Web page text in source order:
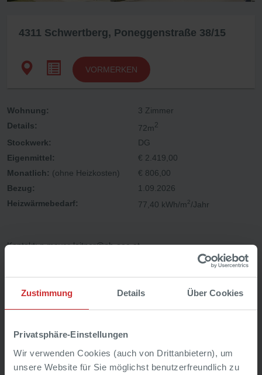
Zustimmung Details Über Cookies
Privatsphäre-Einstellungen
Wir verwenden Cookies (auch von Drittanbietern), um
unsere Website für Sie möglichst benutzerfreundlich zu
4311 Schwertberg, Poneggenstraße 38/15
Wohnung:
3 Zimmer
Details:
72m2
Stockwerk:
DG
Eigenmittel:
€ 2.419,00
Monatlich: (ohne Heizkosten)
€ 806,00
Bezug:
1.09.2026
Heizwärmebedarf:
77,40 kWh/m2/Jahr
Kontakt: p.mayer-leitner@nh-ooe.at
zurück zur Übersicht